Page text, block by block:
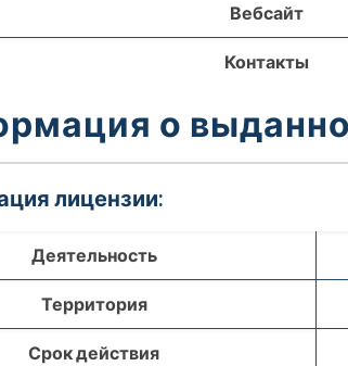
Вебсайт
Контакты
о
лицензии:
Деятельность
Территория
Срок действия